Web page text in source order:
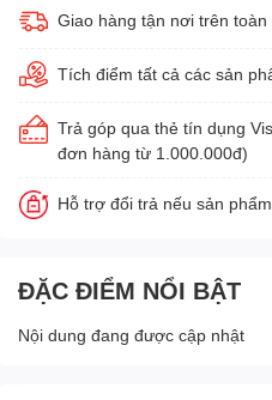
Giao hàng tận nơi trên toàn
Tích điểm tất cả các sản
Trả góp qua thẻ tín dụng
đơn hàng từ 1.000.000đ)
Hỗ trợ đổi trả nếu sản
ĐẶC ĐIỂM NỔI BẬT
Nội dung đang được cập nhật